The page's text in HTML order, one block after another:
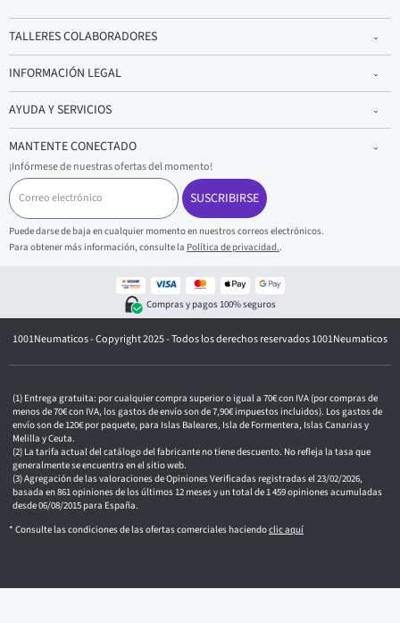
TALLERES COLABORADORES
INFORMACIÓN LEGAL
AYUDA Y SERVICIOS
MANTENTE CONECTADO
¡Infórmese de nuestras ofertas del momento!
C
o
r
r
e
o
n
o
SUSCRIBIRSE
Puede darse de baja en cualquier momento en nuestros correos electrónicos.
Para obtener más información, consulte la Política de privacidad..
Compras y pagos 100% seguros
1001Neumaticos - Copyright 2025 - Todos los derechos reservados 1001Neumaticos
Entrega gratuita: por cualquier compra superior o igual a 70€ con IVA (por compras de
menos de 70€ con IVA, los gastos de envío son de 7,90€ impuestos incluidos). Los gastos de
envío son de 120€ por paquete, para Islas Baleares, Isla de Formentera, Islas Canarias y
Melilla y Ceuta.
La tarifa actual del catálogo del fabricante no tiene descuento. No refleja la tasa que
generalmente se encuentra en el sitio web.
Agregación de las valoraciones de Opiniones Verificadas registradas el 23/02/2026,
basada en 861 opiniones de los últimos 12 meses y un total de 1 459 opiniones acumuladas
desde 06/08/2015 para España.
* Consulte las condiciones de las ofertas comerciales haciendoclic aquí